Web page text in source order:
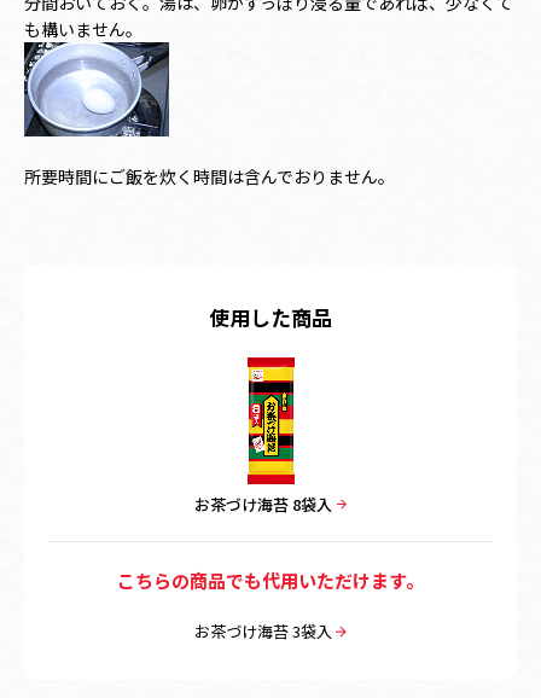
も構いません。
所要時間にご飯を炊く時間は含んでおりません。
使用した商品
お茶づけ海苔 8袋入
こちらの商品でも代用いただけます。
お茶づけ海苔 3袋入